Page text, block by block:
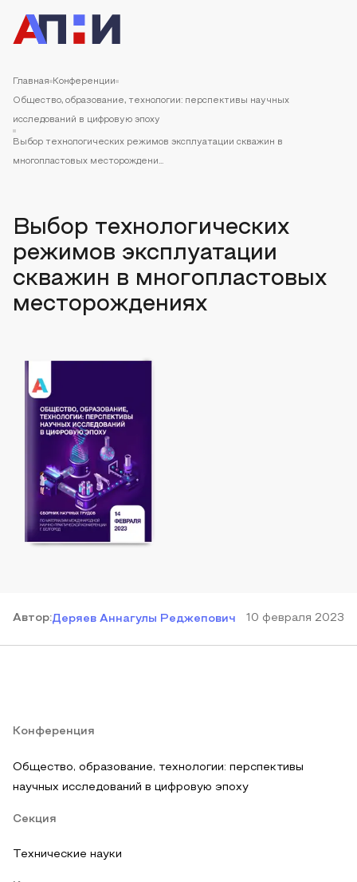
Главная Конференции
Общество, образование, технологии: перспективы научных
исследований в цифровую эпоху
Выбор технологических режимов эксплуатации скважин в
многопластовых месторождени...
Выбор технологических
режимов эксплуатации
скважин в многопластовых
месторождениях
Автор:Деряев Аннагулы Реджепович 10 февраля 2023
Конференция
Общество, образование, технологии: перспективы
научных исследований в цифровую эпоху
Секция
Технические науки